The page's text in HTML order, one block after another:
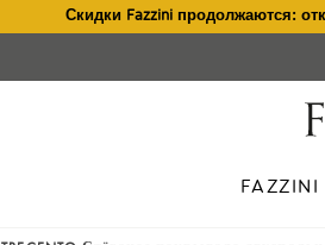
Скидки Fazzini продолжаются:
FAZZINI